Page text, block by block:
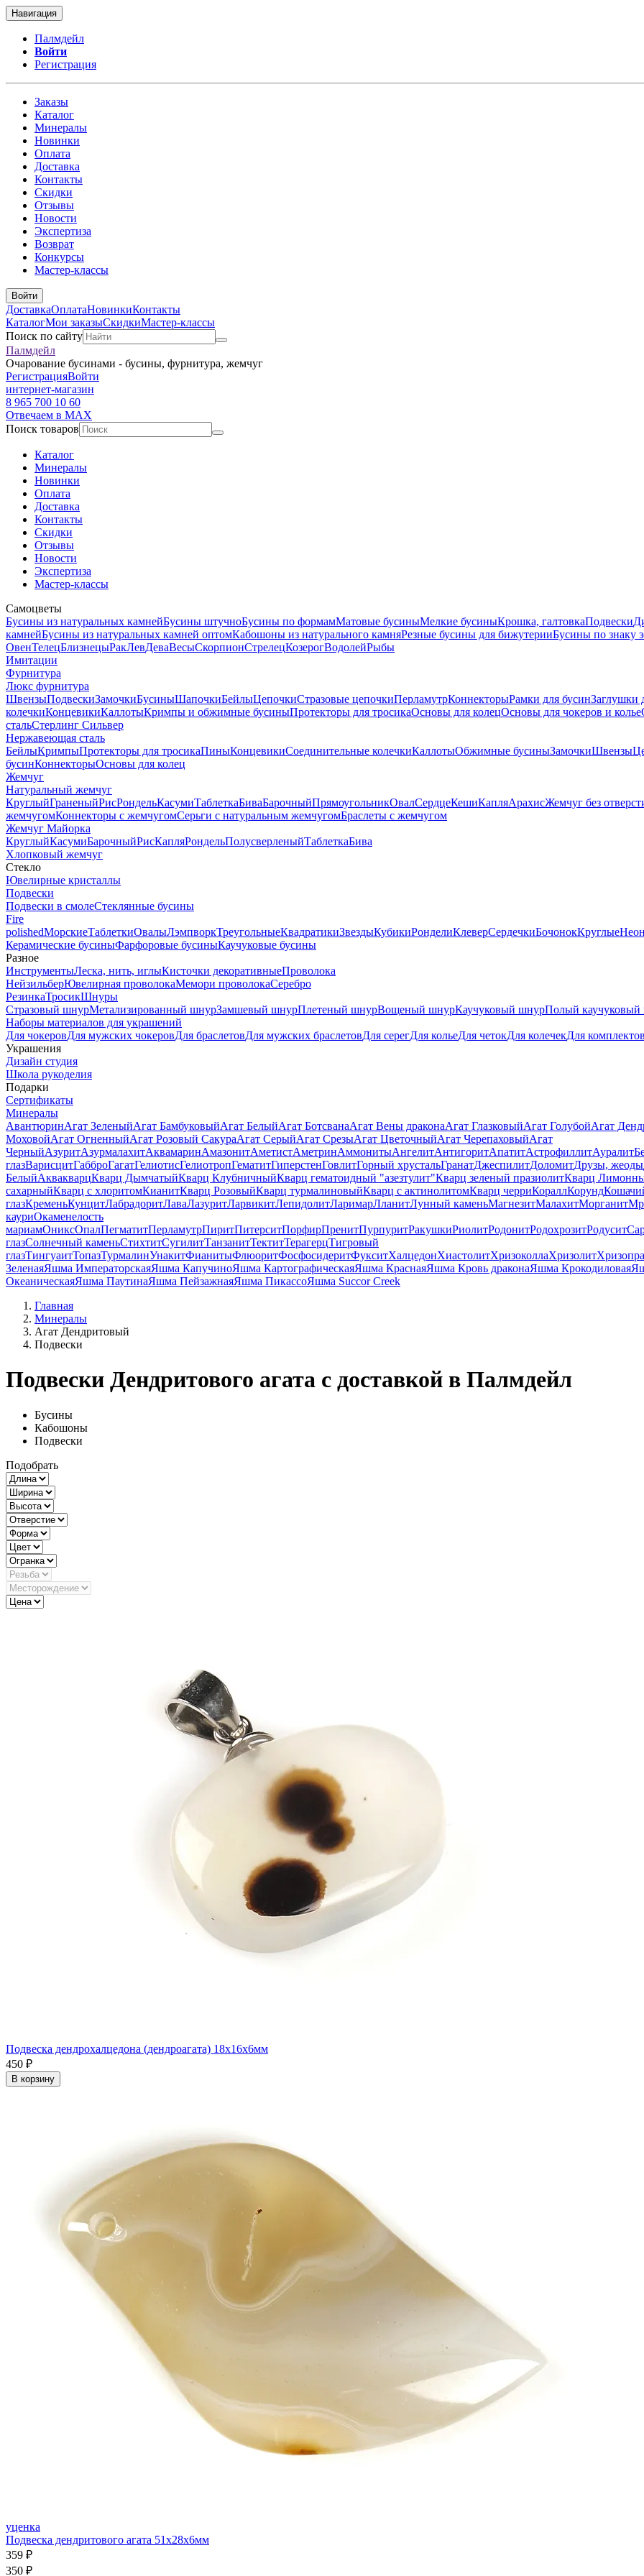
Навигация
Палмдейл
Войти
Регистрация
Заказы
Каталог
Минералы
Новинки
Оплата
Доставка
Контакты
Скидки
Отзывы
Новости
Экспертиза
Возврат
Конкурсы
Мастер-классы
Войти
ДоставкаОплатаНовинкиКонтакты
КаталогМои заказыСкидкиМастер-классы
Поиск по сайту
Палмдейл
Очарование бусинами - бусины, фурнитура, жемчуг
РегистрацияВойти
интернет-магазин
8 965 700 10 60
Отвечаем в MAX
Поиск товаров
Каталог
Минералы
Новинки
Оплата
Доставка
Контакты
Скидки
Отзывы
Новости
Экспертиза
Мастер-классы
Самоцветы
Бусины из натуральных камнейБусины штучноБусины по формамМатовые бусиныМелкие бусиныКрошка, галтовкаПодвески
камнейБусины из натуральных камней оптомКабошоны из натурального камняРезные бусины для бижутерииБусины по знаку
ОвенТелецБлизнецыРакЛевДеваВесыСкорпионСтрелецКозерогВодолейРыбы
Имитации
Фурнитура
Люкс фурнитура
ШвензыПодвескиЗамочкиБусиныШапочкиБейлыЦепочкиСтразовые цепочкиПерламутрКоннекторыРамки для бусинЗаглушки
колечкиКонцевикиКаллотыКримпы и обжимные бусиныПротекторы для тросикаОсновы для колецОсновы для чокеров и колье
стальСтерлинг Сильвер
Нержавеющая сталь
БейлыКримпыПротекторы для тросикаПиныКонцевикиСоединительные колечкиКаллотыОбжимные бусиныЗамочкиШвензы
бусинКоннекторыОсновы для колец
Жемчуг
Натуральный жемчуг
КруглыйГраненыйРисРондельКасумиТаблеткаБиваБарочныйПрямоугольникОвалСердцеКешиКапляАрахисЖемчуг без
жемчугомКоннекторы с жемчугомСерьги с натуральным жемчугомБраслеты с жемчугом
Жемчуг Майорка
КруглыйКасумиБарочныйРисКапляРондельПолусверленыйТаблеткаБива
Хлопковый жемчуг
Стекло
Ювелирные кристаллы
Подвески
Подвески в смолеСтеклянные бусины
Fire
polishedМорскиеТаблеткиОвалыЛэмпворкТреугольныеКвадратикиЗвездыКубикиРонделиКлеверСердечкиБочонокКруглые
Керамические бусиныФарфоровые бусиныКаучуковые бусины
Разное
ИнструментыЛеска, нить, иглыКисточки декоративныеПроволока
НейзильберЮвелирная проволокаМемори проволокаСеребро
РезинкаТросикШнуры
Стразовый шнурМетализированный шнурЗамшевый шнурПлетеный шнурВощеный шнурКаучуковый шнурПолый
Наборы материалов для украшений
Для чокеровДля мужских чокеровДля браслетовДля мужских браслетовДля серегДля кольеДля четокДля колечекДля
Украшения
Дизайн студия
Школа рукоделия
Подарки
Сертификаты
Минералы
АвантюринАгат ЗеленыйАгат БамбуковыйАгат БелыйАгат БотсванаАгат Вены драконаАгат ГлазковыйАгат ГолубойАгат
МоховойАгат ОгненныйАгат Розовый СакураАгат СерыйАгат СрезыАгат ЦветочныйАгат ЧерепаховыйАгат
ЧерныйАзуритАзурмалахитАквамаринАмазонитАметистАметринАммонитыАнгелитАнтигоритАпатитАстрофиллитАуралит
глазВарисцитГабброГагатГелиотисГелиотропГематитГиперстенГовлитГорный хрустальГранатДжеспилитДоломитДрузы, жеоды
БелыйАквакварцКварц ДымчатыйКварц КлубничныйКварц гематоидный "азезтулит"Кварц зеленый празиолитКварц
сахарныйКварц с хлоритомКианитКварц РозовыйКварц турмалиновыйКварц с актинолитомКварц черриКораллКорунд
глазКременьКунцитЛабрадоритЛаваЛазуритЛарвикитЛепидолитЛаримарЛланитЛунный каменьМагнезитМалахитМорганит
кауриОкаменелость
мариамОниксОпалПегматитПерламутрПиритПитерситПорфирПренитПурпуритРакушкиРиолитРодонитРодохрозитРодусит
глазСолнечный каменьСтихтитСугилитТанзанитТектитТерагерцТигровый
глазТингуаитТопазТурмалинУнакитФианитыФлюоритФосфосидеритФукситХалцедонХиастолитХризоколлаХризолит
ЗеленаяЯшма ИмператорскаяЯшма КапучиноЯшма КартографическаяЯшма КраснаяЯшма Кровь драконаЯшма Крокодиловая
ОкеаническаяЯшма ПаутинаЯшма ПейзажнаяЯшма ПикассоЯшма Succor Creek
Главная
Минералы
Агат Дендритовый
Подвески
Подвески Дендритового агата с доставкой в Палмдейл
Бусины
Кабошоны
Подвески
Подобрать
Подвеска дендрохалцедона (дендроагата) 18x16x6мм
450 ₽
В корзину
уценка
Подвеска дендритового агата 51x28x6мм
359 ₽
350 ₽